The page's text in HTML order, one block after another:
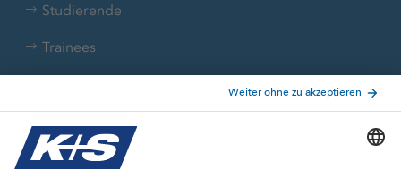
Studierende
Trainees
Aktuelle Themen
Stellenangebote